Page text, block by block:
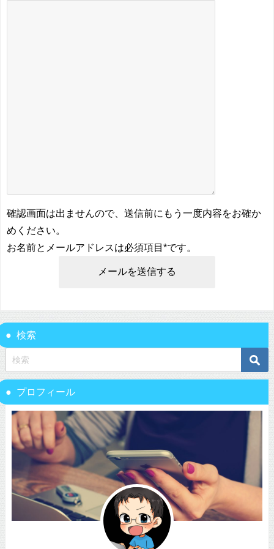
確認画面は出ませんので、送信前にもう一度内容をお確か
めください。
お名前とメールアドレスは必須項目 *です。
検索
プロフィール